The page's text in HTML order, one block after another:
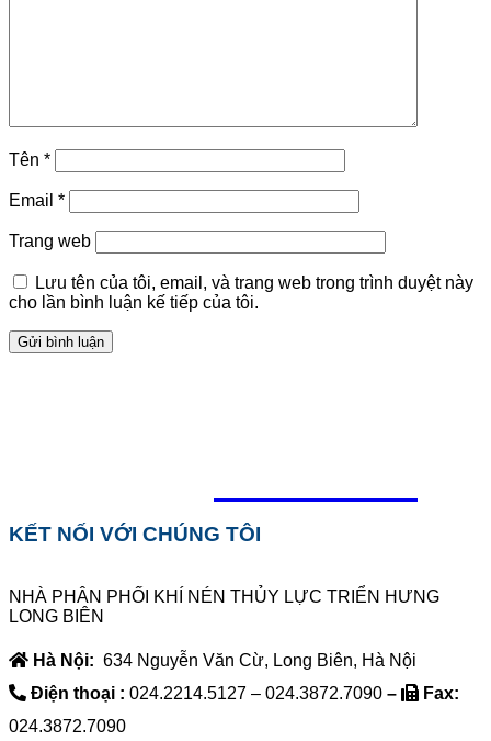
Tên *
Email *
Trang web
Lưu tên của tôi, email, và trang web trong trình duyệt này
cho lần bình luận kế tiếp của tôi.
KẾT NỐI VỚI CHÚNG TÔI
NHÀ PHÂN PHỐI KHÍ NÉN THỦY LỰC TRIỂN HƯNG
LONG BIÊN
Hà Nội: 634 Nguyễn Văn Cừ, Long Biên, Hà Nội
Điện thoại : 024.2214.5127 – 024.3872.7090 –
Fax:
024.3872.7090